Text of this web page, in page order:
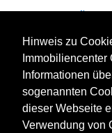
Hinweis zu
Informationen
sogenannten
dieser Webseite
Verwendung von
Herrmann-Löns-